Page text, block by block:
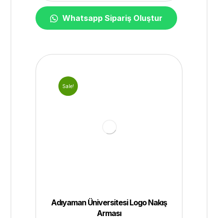
Whatsapp Sipariş Oluştur
Sale!
Adıyaman Üniversitesi Logo Nakış
Arması